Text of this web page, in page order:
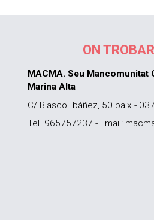
ON
MACMA. Seu Mancomunitat
Marina Alta
C/ Blasco Ibáñez, 50 baix -
Tel. 965757237 - Email: